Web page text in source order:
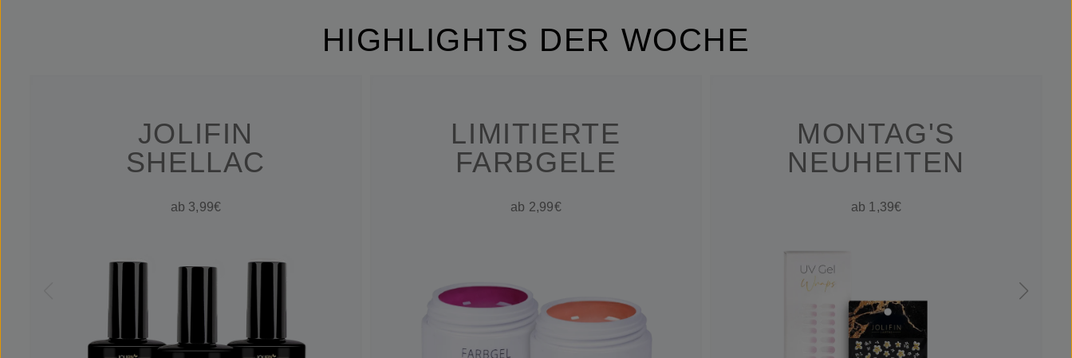
HIGHLIGHTS DER WOCHE
JOLIFIN
SHELLAC
ab 3,99€
LIMITIERTE
FARBGELE
ab 2,99€
MONTAG'S
NEUHEITEN
ab 1,39€